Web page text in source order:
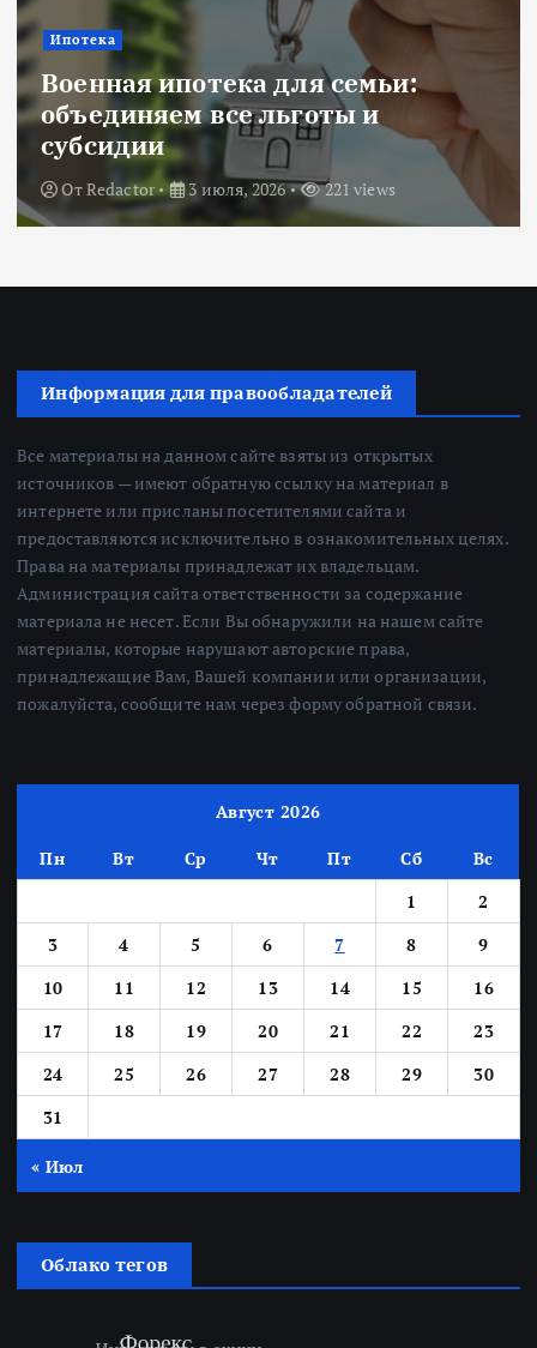
Ипотека
Военная ипотека для семьи:
объединяем все льготы и
субсидии
ОтRedactor 3 июля, 2026 221 views
Информация для правообладателей
Все материалы на данном сайте взяты из открытых
источников — имеют обратную ссылку на материал в
интернете или присланы посетителями сайта и
предоставляются исключительно в ознакомительных целях.
Права на материалы принадлежат их владельцам.
Администрация сайта ответственности за содержание
материала не несет. Если Вы обнаружили на нашем сайте
материалы, которые нарушают авторские права,
принадлежащие Вам, Вашей компании или организации,
пожалуйста, сообщите нам через форму обратной связи.
Август 2026
Пн Вт Ср Чт Пт Сб
Вс
1
2
3
4 5 6 7 8
9
10
11 12 13 14 15
16
17
18 19 20 21 22
23
24
25 26 27 28 29
30
31
« Июл
Облако тегов